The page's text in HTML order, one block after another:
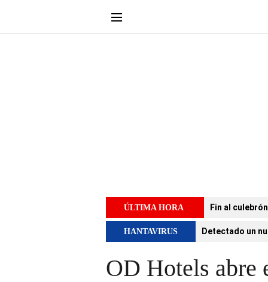
ÚLTIMA HORA Fin al
HANTAVIRUS Detectado un
OD Hotels abre